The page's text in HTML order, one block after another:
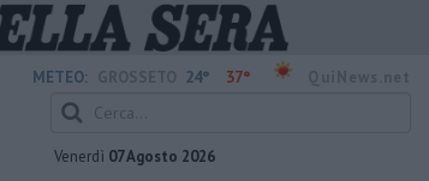
METEO: 24° 37°
Venerdì 07 Agosto 2026